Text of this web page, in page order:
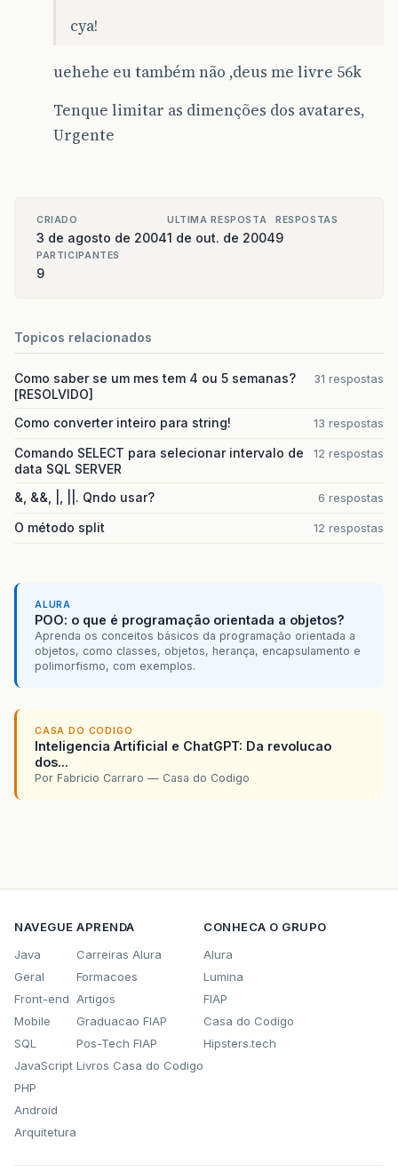
cya!
uehehe eu também não ,deus me livre 56k
Tenque limitar as dimenções dos avatares,
Urgente
CRIADO
3 de agosto de 2004
ULTIMA RESPOSTA
1 de out. de 2004
RESPOSTAS
9
PARTICIPANTES
9
Topicos relacionados
Como saber se um mes tem 4 ou 5 semanas?
[RESOLVIDO]
31 respostas
Como converter inteiro para string! 13 respostas
Comando SELECT para selecionar intervalo de
data SQL SERVER
12 respostas
&, &&, |, ||. Qndo usar? 6 respostas
O método split 12 respostas
ALURA
POO: o que é programação orientada a objetos?
Aprenda os conceitos básicos da programação orientada a
objetos, como classes, objetos, herança, encapsulamento e
polimorfismo, com exemplos.
CASA DO CODIGO
Inteligencia Artificial e ChatGPT: Da revolucao
dos...
Por Fabricio Carraro — Casa do Codigo
NAVEGUE
Java
Geral
Front-end
Mobile
SQL
JavaScript
PHP
Android
Arquitetura
APRENDA
Carreiras Alura
Formacoes
Artigos
Graduacao FIAP
Pos-Tech FIAP
Livros Casa do Codigo
CONHECA O GRUPO
Alura
Lumina
FIAP
Casa do Codigo
Hipsters.tech